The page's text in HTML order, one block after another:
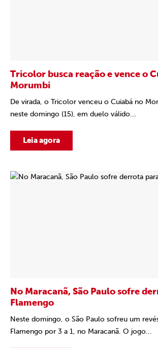
Tricolor busca reação e vence o
Morumbi
De virada, o Tricolor venceu o Cuiabá no
neste domingo (15), em duelo válido...
Leia agora
No Maracanã, São Paulo sofre
Flamengo
Neste domingo, o São Paulo sofreu um
Flamengo por 3 a 1, no Maracanã. O jogo...